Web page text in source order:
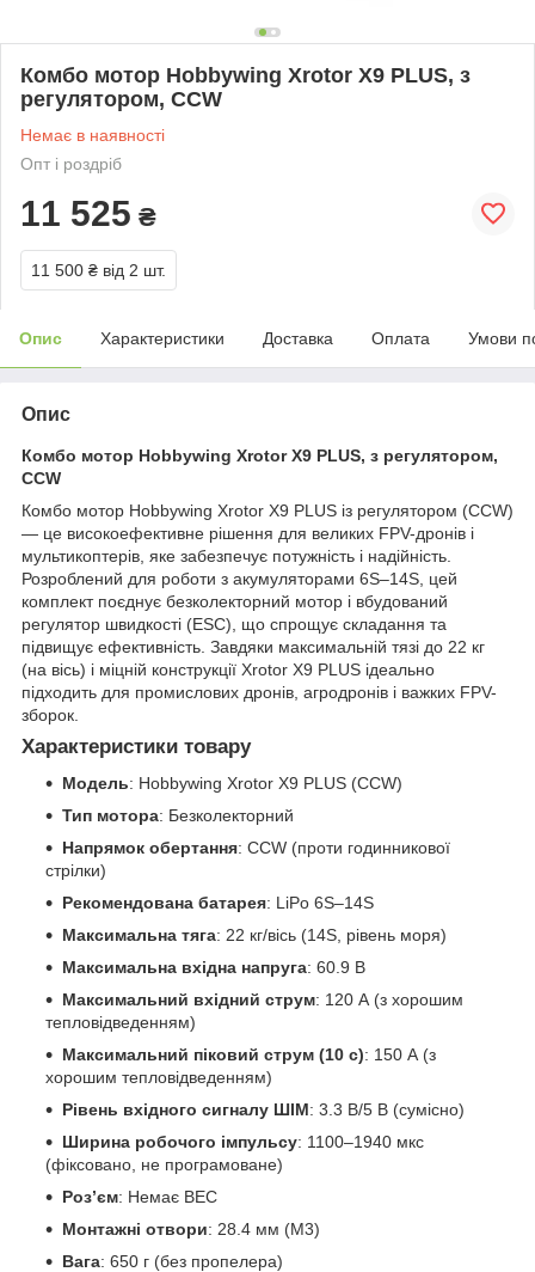
Комбо мотор Hobbywing Xrotor X9 PLUS, з
регулятором, CCW
Немає в наявності
Опт і роздріб
11 525 ₴
11 500 ₴ від 2 шт.
Опис Характеристики Доставка Оплата Умови
Опис
Комбо мотор Hobbywing Xrotor X9 PLUS, з регулятором,
CCW
Комбо мотор Hobbywing Xrotor X9 PLUS із регулятором (CCW)
— це високоефективне рішення для великих FPV-дронів і
мультикоптерів, яке забезпечує потужність і надійність.
Розроблений для роботи з акумуляторами 6S–14S, цей
комплект поєднує безколекторний мотор і вбудований
регулятор швидкості (ESC), що спрощує складання та
підвищує ефективність. Завдяки максимальній тязі до 22 кг
(на вісь) і міцній конструкції Xrotor X9 PLUS ідеально
підходить для промислових дронів, агродронів і важких FPV-
зборок.
Характеристики товару
Модель: Hobbywing Xrotor X9 PLUS (CCW)
Тип мотора: Безколекторний
Напрямок обертання: CCW (проти годинникової
стрілки)
Рекомендована батарея: LiPo 6S–14S
Максимальна тяга: 22 кг/вісь (14S, рівень моря)
Максимальна вхідна напруга: 60.9 В
Максимальний вхідний струм: 120 А (з хорошим
тепловідведенням)
Максимальний піковий струм (10 с): 150 А (з
хорошим тепловідведенням)
Рівень вхідного сигналу ШІМ: 3.3 В/5 В (сумісно)
Ширина робочого імпульсу: 1100–1940 мкс
(фіксовано, не програмоване)
Роз’єм: Немає BEC
Монтажні отвори: 28.4 мм (M3)
Вага: 650 г (без пропелера)